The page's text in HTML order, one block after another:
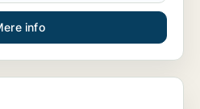
info
værksted, butik,